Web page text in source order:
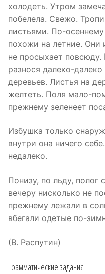
холодеть. Утром
побелела. Свежо.
листьями. По-
похожи на летние. Они
не просыхает повсюду.
разнося далеко-
деревьев. Листья на
желтеть. Поля мало-
прежнему зеленеет
Избушка только
внутри она ничего
недалеко.
Понизу, по льду, полог
вечеру нисколько не
прежнему лежали в
вбегали одетые по-
(В. Распутин)
Грамматические задания